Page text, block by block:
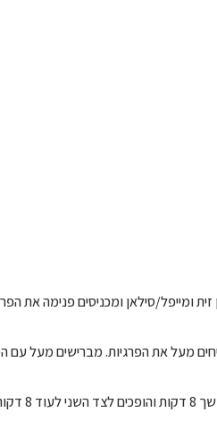
ומייפל/סילאן ומכניסים פנימה את
מעל את הפרגיות. מברישים מעל עם
– צורבים